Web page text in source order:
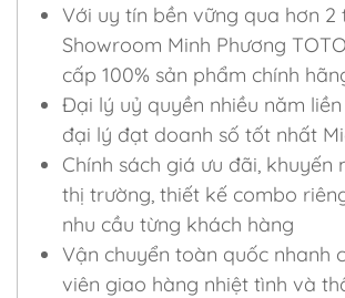
Với uy tín bền vững qua hơn 2
Showroom Minh Phương
cấp 100% sản phẩm chính
Đại lý uỷ quyền nhiều năm
đại lý đạt doanh số tốt nhất
Chính sách giá ưu đãi, khuyến
thị trường, thiết kế combo
nhu cầu từng khách hàng
Vận chuyển toàn quốc nhanh
viên giao hàng nhiệt tình và